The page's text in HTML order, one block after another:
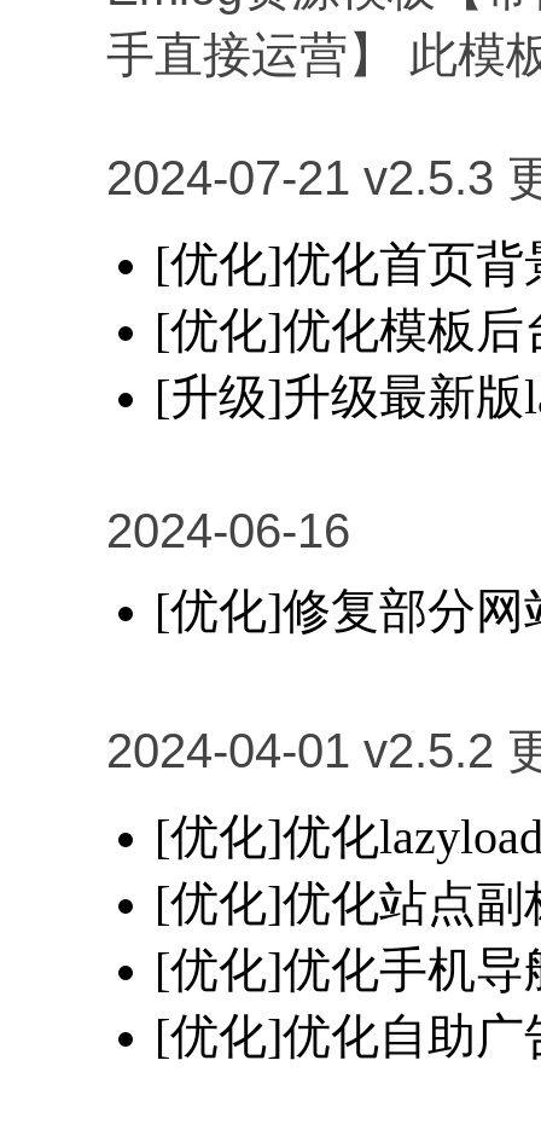
手直接运营】 此模
2024-07-21 v2.5.3
[优化]优化首页背
[优化]优化模板后
[升级]升级最新版
2024-06-16
[优化]修复部分
2024-04-01 v2.5.2
[优化]优化
[优化]优化站点
[优化]优化手机导
[优化]优化自助